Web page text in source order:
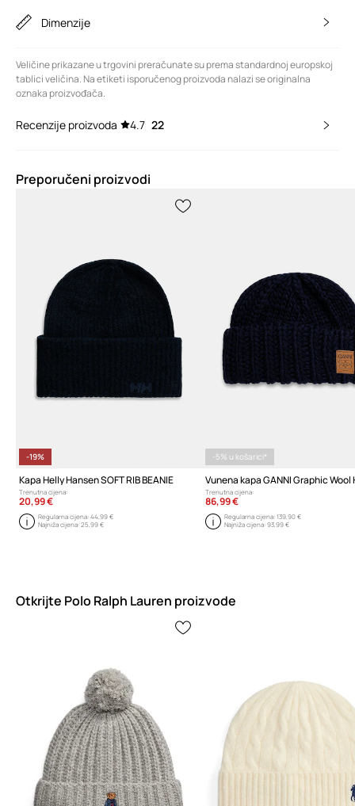
Dimenzije
Veličine prikazane u trgovini preračunate su prema standardnoj europskoj
tablici veličina. Na etiketi isporučenog proizvoda nalazi se originalna
oznaka proizvođača.
Recenzije proizvoda 4.7 22
Preporučeni proizvodi
-19%
Kapa Helly Hansen SOFT RIB BEANIE
Trenutna cijena:
20,99 €
Regularna cijena:44,99 €
Najniža cijena:25,99 €
-5% u košarici*
Trenutna cijena:
86,99 €
Regularna cijena: 139,90 €
Najniža cijena: 93,99 €
Otkrijte Polo Ralph Lauren proizvode